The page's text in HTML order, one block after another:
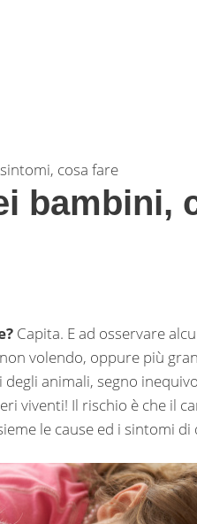
cosa fare
bambini,
Capita. E ad osservare
volendo, oppure più
animali, segno
viventi! Il rischio è che il
le cause ed i sintomi